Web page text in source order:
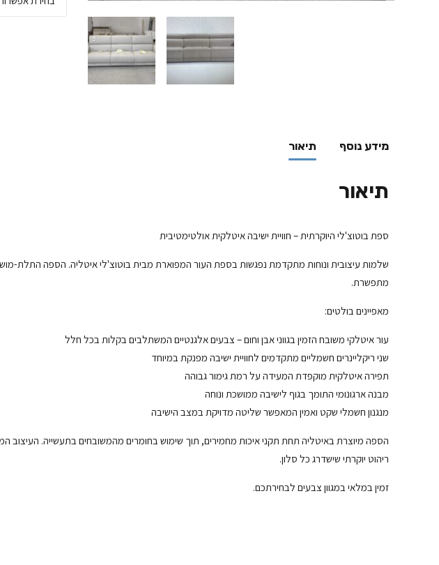
תיאור מידע נוסף
תיאור
ספת בוטוצ'לי היוקרתית – חוויית ישיבה איטלקית אולטימטיבית
מתפשרת.
מאפיינים בולטים:
עור איטלקי משובח הזמין בגווני אבן וחום – צבעים אלגנטיים המשתלבים בקלות בכל חלל
שני ריקליינרים חשמליים מתקדמים לחוויית ישיבה מפנקת במיוחד
תפירה איטלקית מוקפדת המעידה על רמת גימור גבוהה
מבנה ארגונומי התומך בגוף לישיבה ממושכת ונוחה
מנגנון חשמלי שקט ואמין המאפשר שליטה מדויקת במצב הישיבה
הספה מיוצרת באיטליה תחת תקני איכות מחמירים, תוך שימוש בחומרים מהמשובחים בתעשייה. העיצוב
ריהוט יוקרתי שישדרג כל סלון.
זמין במלאי במגוון צבעים לבחירתכם.